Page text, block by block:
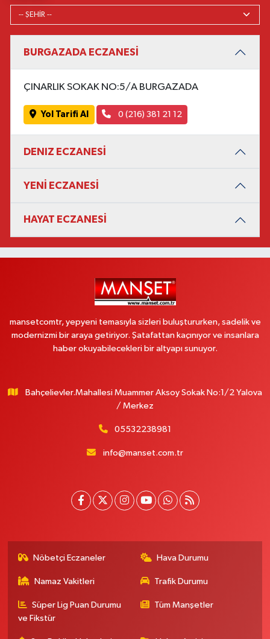
BURGAZADA ECZANESİ
ÇINARLIK SOKAK NO:5/A BURGAZADA
Yol Tarifi Al 0 (216) 381 21 12
DENIZ ECZANESİ
YENİ ECZANESİ
HAYAT ECZANESİ
mansetcomtr, yepyeni temasıyla sizleri buluştururken, sadelik ve
modernizmi bir araya getiriyor. Şatafattan kaçınıyor ve insanlara
haber okuyabilecekleri bir altyapı sunuyor.
Bahçelievler.Mahallesi Muammer Aksoy Sokak No:1/2 Yalova
/ Merkez
05532238981
info@manset.com.tr
Nöbetçi Eczaneler Hava Durumu
Namaz Vakitleri Trafik Durumu
Süper Lig Puan Durumu
ve Fikstür
Tüm Manşetler